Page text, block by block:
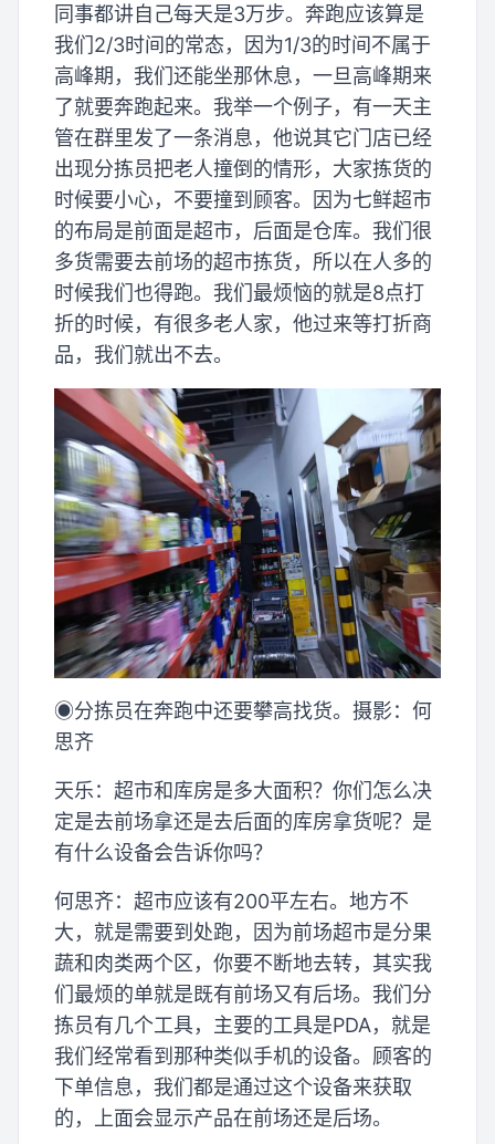
同事都讲自己每天是3万步。奔跑应该算是
我们2/3时间的常态，因为1/3的时间不属于
高峰期，我们还能坐那休息，一旦高峰期来
了就要奔跑起来。我举一个例子，有一天主
管在群里发了一条消息，他说其它门店已经
出现分拣员把老人撞倒的情形，大家拣货的
时候要小心，不要撞到顾客。因为七鲜超市
的布局是前面是超市，后面是仓库。我们很
多货需要去前场的超市拣货，所以在人多的
时候我们也得跑。我们最烦恼的就是8点打
折的时候，有很多老人家，他过来等打折商
品，我们就出不去。
◉分拣员在奔跑中还要攀高找货。摄影：何
思齐
天乐：超市和库房是多大面积？你们怎么决
定是去前场拿还是去后面的库房拿货呢？是
有什么设备会告诉你吗？
何思齐：超市应该有200平左右。地方不
大，就是需要到处跑，因为前场超市是分果
蔬和肉类两个区，你要不断地去转，其实我
们最烦的单就是既有前场又有后场。我们分
拣员有几个工具，主要的工具是PDA，就是
我们经常看到那种类似手机的设备。顾客的
下单信息，我们都是通过这个设备来获取
的，上面会显示产品在前场还是后场。